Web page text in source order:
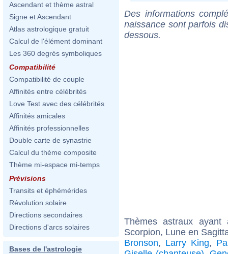
Ascendant et thème astral
Signe et Ascendant
Atlas astrologique gratuit
Calcul de l'élément dominant
Les 360 degrés symboliques
Compatibilité
Compatibilité de couple
Affinités entre célébrités
Love Test avec des célébrités
Affinités amicales
Affinités professionnelles
Double carte de synastrie
Calcul du thème composite
Thème mi-espace mi-temps
Prévisions
Transits et éphémérides
Révolution solaire
Directions secondaires
Directions d'arcs solaires
Bases de l'astrologie
Des informations
naissance sont parfois
dessous.
Thèmes astraux
Scorpion, Lune en
Bronson, Larry King,